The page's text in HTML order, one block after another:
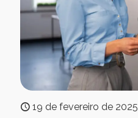
19 de fevereiro de 2025